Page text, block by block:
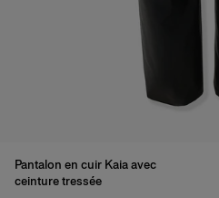
Pantalon en cuir Kaia avec
ceinture tressée